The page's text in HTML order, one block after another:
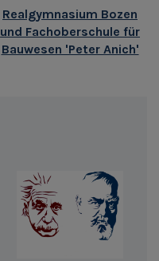
Realgymnasium Bozen
und Fachoberschule für
Bauwesen 'Peter Anich'